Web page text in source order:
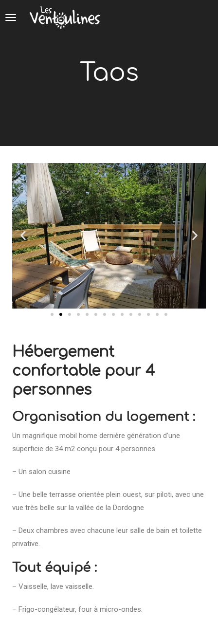
Taos
Hébergement
confortable pour 4
personnes
Organisation du logement :
Un magnifique mobil home dernière génération d’une
superficie de 34 m2 conçu pour 4 personnes
– Un salon cuisine
– Une belle terrasse orientée plein ouest, sur piloti, avec une
vue très belle sur la vallée de la Dordogne
– Deux chambres avec chacune leur salle de bain et toilette
privative.
Tout équipé :
– Vaisselle, lave vaisselle.
– Frigo-congélateur, four à micro-ondes.
Panneau de gestion des cookies